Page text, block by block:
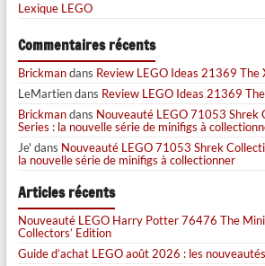
Lexique LEGO
Commentaires récents
Brickmandans Review LEGO Ideas 21369 The
LeMartiendans Review LEGO Ideas 21369
Brickmandans Nouveauté LEGO 71053 Shrek
Series : la nouvelle série de minifigs à
Je' dans Nouveauté LEGO 71053 Shrek
la nouvelle série de minifigs à collectionner
Articles récents
Nouveauté LEGO Harry Potter 76476 The
Collectors’ Edition
Guide d’achat LEGO août 2026 : les